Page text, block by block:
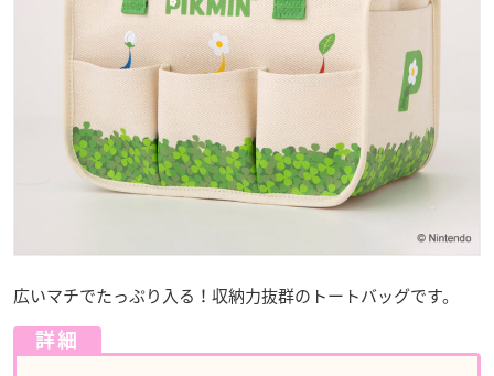
広いマチでたっぷり入る！収納力抜群のトートバッグです。
詳細